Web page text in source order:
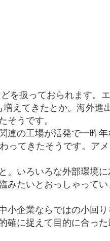
を扱っておられます。
えてきたとか。海外進
うです。
連の工場が活発で一昨
ってきたそうです。ア
。いろいろな外部環境
みたいとおっしゃって
小企業ならではの小回
確に捉えて目的に合っ